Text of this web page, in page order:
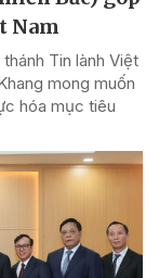
Nam
Tin lành Việt
mong muốn
hóa mục tiêu